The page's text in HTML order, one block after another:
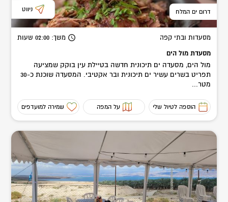
דרום ים המלח ניווט
מסעדות ובתי קפה משך: 02:00 שעות
מסעדת מול הים
מול הים, מסעדה ים תיכונית חדשה בטיילת עין בוקק שמציעה
תפריט בשרים עשיר ים תיכונית ובר אקטיבי. המסעדה שוכנת כ-30
מטר...
הוספה לטיול שלי על המפה שמירה למועדפים